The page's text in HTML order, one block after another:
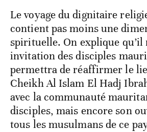
Le voyage du dignitaire
contient pas moins une
spirituelle. On explique qu’il
invitation des disciples
permettra de réaffirmer le
Cheikh Al Islam El Hadj
avec la communauté
disciples, mais encore son
tous les musulmans de ce